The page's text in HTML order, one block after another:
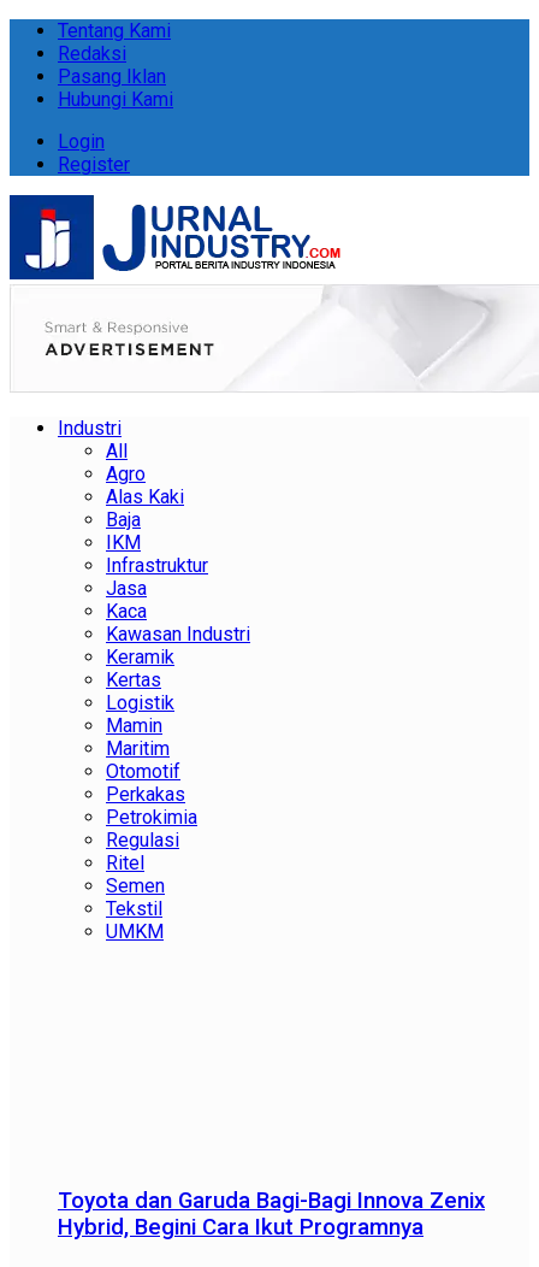
Tentang Kami
Redaksi
Pasang Iklan
Hubungi Kami
Login
Register
Industri
All
Agro
Alas Kaki
Baja
IKM
Infrastruktur
Jasa
Kaca
Kawasan Industri
Keramik
Kertas
Logistik
Mamin
Maritim
Otomotif
Perkakas
Petrokimia
Regulasi
Ritel
Semen
Tekstil
UMKM
Toyota dan Garuda Bagi-Bagi Innova Zenix
Hybrid, Begini Cara Ikut Programnya